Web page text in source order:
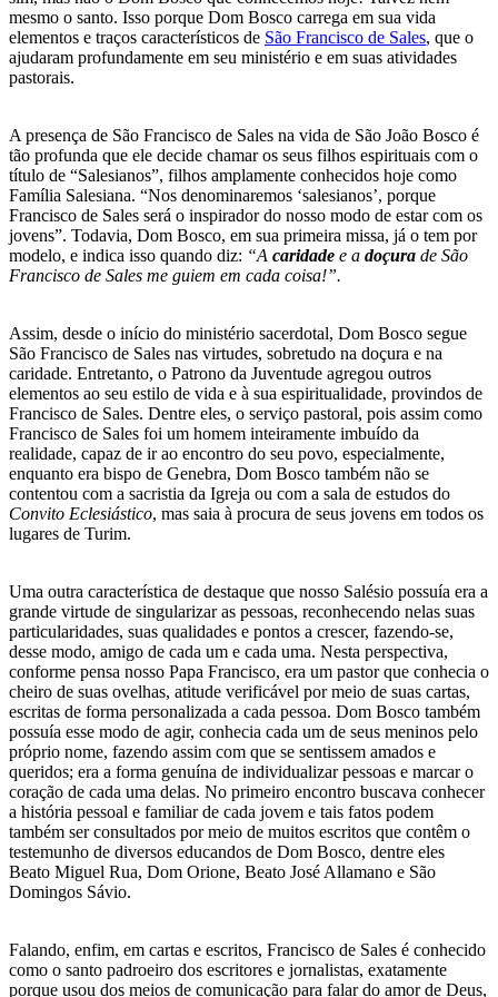
mesmo o santo. Isso porque Dom Bosco carrega em sua vida
elementos e traços característicos de São Francisco de Sales, que o
ajudaram profundamente em seu ministério e em suas atividades
pastorais.
A presença de São Francisco de Sales na vida de São João Bosco é
tão profunda que ele decide chamar os seus filhos espirituais com o
título de “Salesianos”, filhos amplamente conhecidos hoje como
Família Salesiana. “Nos denominaremos ‘salesianos’, porque
Francisco de Sales será o inspirador do nosso modo de estar com os
jovens”. Todavia, Dom Bosco, em sua primeira missa, já o tem por
modelo, e indica isso quando diz: “A caridade e a doçura de São
Francisco de Sales me guiem em cada coisa!”.
Assim, desde o início do ministério sacerdotal, Dom Bosco segue
São Francisco de Sales nas virtudes, sobretudo na doçura e na
caridade. Entretanto, o Patrono da Juventude agregou outros
elementos ao seu estilo de vida e à sua espiritualidade, provindos de
Francisco de Sales. Dentre eles, o serviço pastoral, pois assim como
Francisco de Sales foi um homem inteiramente imbuído da
realidade, capaz de ir ao encontro do seu povo, especialmente,
enquanto era bispo de Genebra, Dom Bosco também não se
contentou com a sacristia da Igreja ou com a sala de estudos do
Convito Eclesiástico, mas saia à procura de seus jovens em todos os
lugares de Turim.
Uma outra característica de destaque que nosso Salésio possuía era a
grande virtude de singularizar as pessoas, reconhecendo nelas suas
particularidades, suas qualidades e pontos a crescer, fazendo-se,
desse modo, amigo de cada um e cada uma. Nesta perspectiva,
conforme pensa nosso Papa Francisco, era um pastor que conhecia o
cheiro de suas ovelhas, atitude verificável por meio de suas cartas,
escritas de forma personalizada a cada pessoa. Dom Bosco também
possuía esse modo de agir, conhecia cada um de seus meninos pelo
próprio nome, fazendo assim com que se sentissem amados e
queridos; era a forma genuína de individualizar pessoas e marcar o
coração de cada uma delas. No primeiro encontro buscava conhecer
a história pessoal e familiar de cada jovem e tais fatos podem
também ser consultados por meio de muitos escritos que contêm o
testemunho de diversos educandos de Dom Bosco, dentre eles
Beato Miguel Rua, Dom Orione, Beato José Allamano e São
Domingos Sávio.
Falando, enfim, em cartas e escritos, Francisco de Sales é conhecido
como o santo padroeiro dos escritores e jornalistas, exatamente
porque usou dos meios de comunicação para falar do amor de Deus,